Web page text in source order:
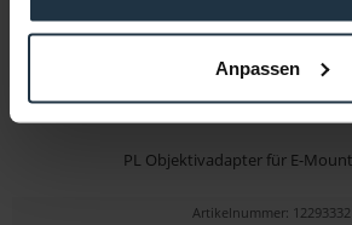
Anpassen
DZOFILM Octopus Adapter für
PL Objektivadapter für E-
Artikelnummer: 12293332